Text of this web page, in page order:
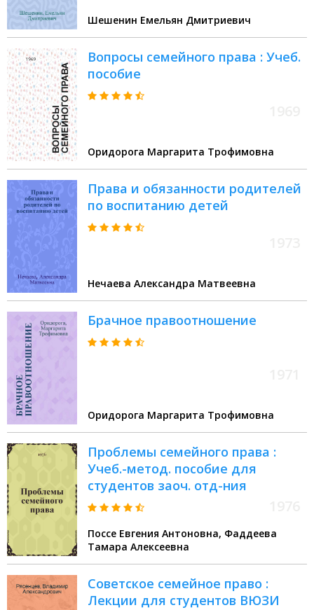
Шешенин Емельян Дмитриевич
Вопросы семейного права : Учеб.
пособие
Оридорога Маргарита Трофимовна
Права и обязанности родителей
по воспитанию детей
Нечаева Александра Матвеевна
Брачное правоотношение
Оридорога Маргарита Трофимовна
Проблемы семейного права :
Учеб.-метод. пособие для
студентов заоч. отд-ния
Поссе Евгения Антоновна, Фаддеева
Тамара Алексеевна
Советское семейное право :
Лекции для студентов ВЮЗИ